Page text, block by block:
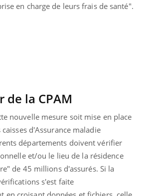
en charge de leurs frais de santé".
de la CPAM
nouvelle mesure soit mise en place
d'Assurance maladie
départements doivent vérifier
et/ou le lieu de la résidence
de 45 millions d'assurés. Si la
s'est faite